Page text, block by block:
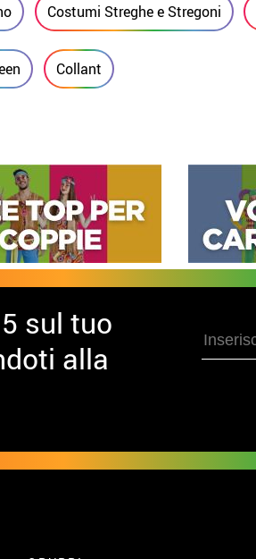
Costumi Streghe e Stregoni
Collant
sul tuo
alla